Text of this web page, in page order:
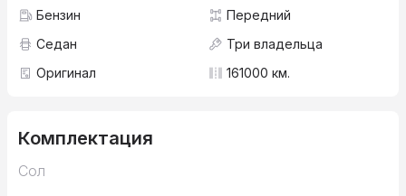
Бензин
Передний
Седан
Три владельца
Оригинал
161000 км.
Комплектация
Сол